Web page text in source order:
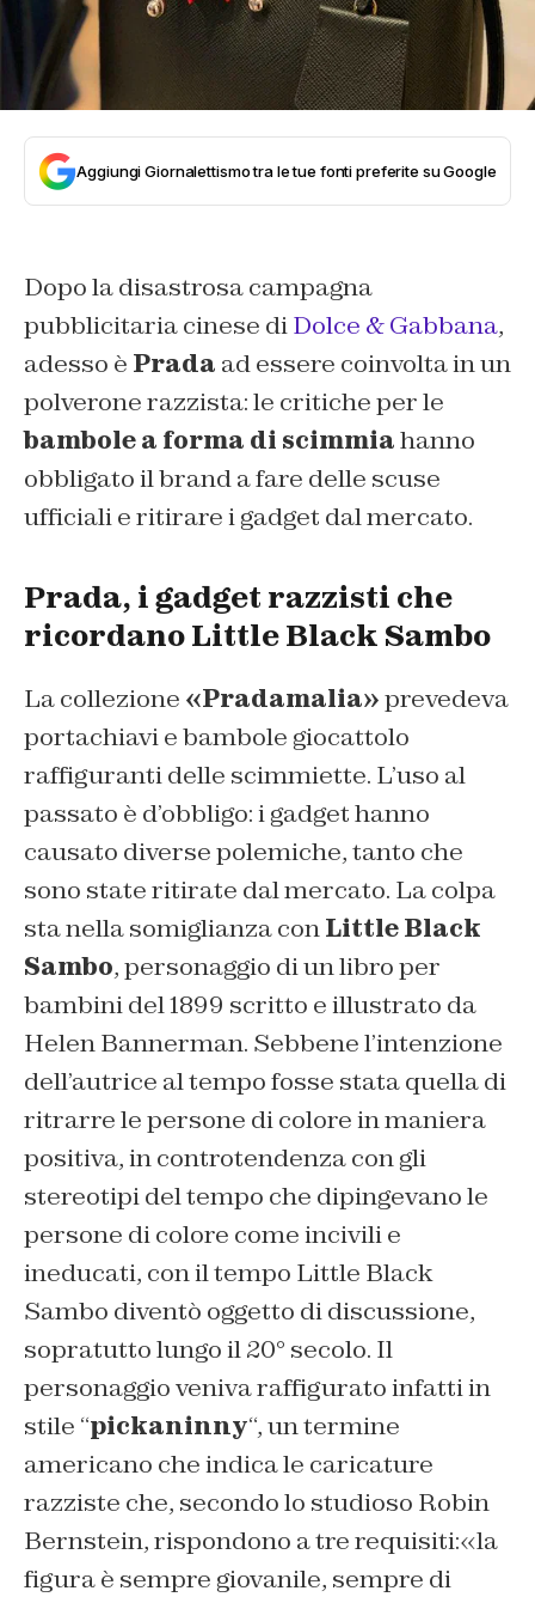
Aggiungi Giornalettismo tra le tue fonti preferite su Google
Dopo la disastrosa campagna
pubblicitaria cinese diDolce & Gabbana,
adesso è Prada ad essere coinvolta in un
polverone razzista: le critiche per le
bambole a forma di scimmiahanno
obbligato il brand a fare delle scuse
ufficiali e ritirare i gadget dal mercato.
Prada, i gadget razzisti che
ricordano Little Black Sambo
La collezione «Pradamalia»prevedeva
portachiavi e bambole giocattolo
raffiguranti delle scimmiette. L’uso al
passato è d’obbligo: i gadget hanno
causato diverse polemiche, tanto che
sono state ritirate dal mercato. La colpa
sta nella somiglianza conLittle Black
Sambo, personaggio di un libro per
bambini del 1899 scritto e illustrato da
Helen Bannerman. Sebbene l’intenzione
dell’autrice al tempo fosse stata quella di
ritrarre le persone di colore in maniera
positiva, in controtendenza con gli
stereotipi del tempo che dipingevano le
persone di colore come incivili e
ineducati, con il tempo Little Black
Sambo diventò oggetto di discussione,
sopratutto lungo il 20° secolo. Il
personaggio veniva raffigurato infatti in
stile “pickaninny“, un termine
americano che indica le caricature
razziste che, secondo lo studioso Robin
Bernstein, rispondono a tre requisiti:«la
figura è sempre giovanile, sempre di